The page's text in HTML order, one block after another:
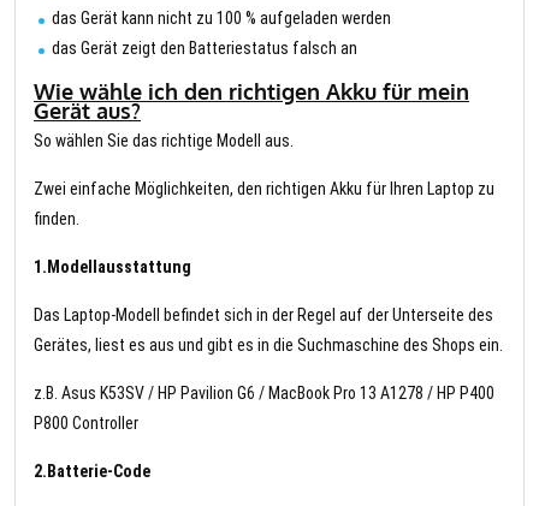
das Gerät kann nicht zu 100 % aufgeladen werden
das Gerät zeigt den Batteriestatus falsch an
Wie wähle ich den richtigen Akku für mein
Gerät aus?
So wählen Sie das richtige Modell aus.
Zwei einfache Möglichkeiten, den richtigen Akku für Ihren Laptop zu
finden.
1.Modellausstattung
Das Laptop-Modell befindet sich in der Regel auf der Unterseite des
Gerätes, liest es aus und gibt es in die Suchmaschine des Shops ein.
z.B. Asus K53SV / HP Pavilion G6 / MacBook Pro 13 A1278 / HP P400
P800 Controller
2.Batterie-Code